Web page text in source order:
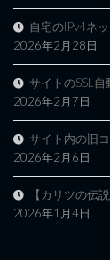
自宅のIPv4ネ
2026年2月28日
サイトのSSL
2026年2月7日
サイト内の旧
2026年2月6日
【カリツの伝
2026年1月4日